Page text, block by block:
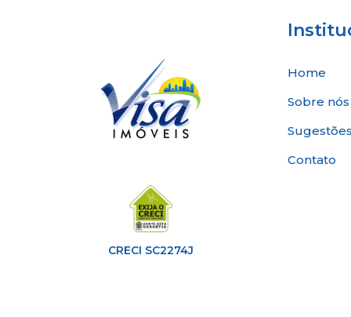
CRECI SC2274J
Home
Sobre nós
Contato